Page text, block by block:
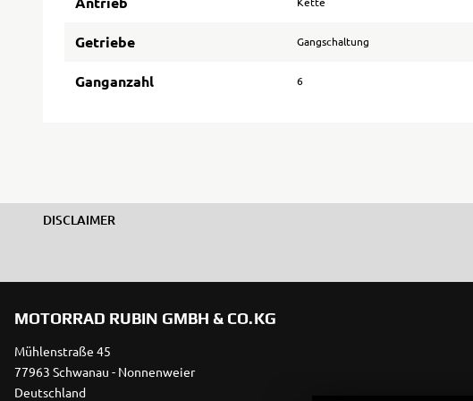
Getriebe Gangschaltung
Ganganzahl 6
DISCLAIMER
MOTORRAD RUBIN GMBH & CO.KG
Mühlenstraße 45
77963 Schwanau - Nonnenweier
Deutschland